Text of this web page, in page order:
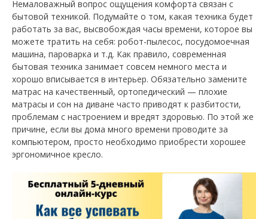
Немаловажный вопрос ощущения комфорта связан с
бытовой техникой. Подумайте о том, какая техника будет
работать за вас, высвобождая часы времени, которое вы
можете тратить на себя: робот-пылесос, посудомоечная
машина, пароварка и т.д. Как правило, современная
бытовая техника занимает совсем немного места и
хорошо вписывается в интерьер. Обязательно замените
матрас на качественный, ортопедический — плохие
матрасы и сон на диване часто приводят к разбитости,
проблемам с настроением и вредят здоровью. По этой же
причине, если вы дома много времени проводите за
компьютером, просто необходимо приобрести хорошее
эргономичное кресло.